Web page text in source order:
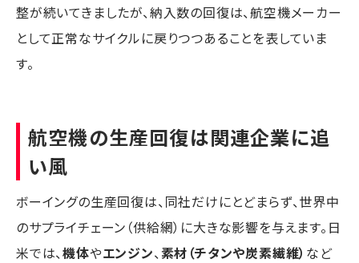
整が続いてきましたが、納入数の回復は、航空機メーカー
として正常なサイクルに戻りつつあることを表していま
す。
航空機の生産回復は関連企業に追
い風
ボーイングの生産回復は、同社だけにとどまらず、世界中
のサプライチェーン（供給網）に大きな影響を与えます。日
米では、機体やエンジン、素材（チタンや炭素繊維） など